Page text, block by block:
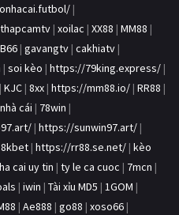
|
thapcamtv | xoilac | XX88 | MM88 |
| gavangtv | cakhiatv |
| soi kèo | https://79king.express/ |
| KJC | 8xx | https://mm88.io/ | RR88 |
cái | 78win |
| https://sunwin97.art/ |
8kbet | https://rr88.se.net/ | kèo
cai uy tin | ty le ca cuoc | 7mcn |
| iwin | Tài xỉu MD5 | 1GOM |
| Ae888 | go88 | xoso66 |